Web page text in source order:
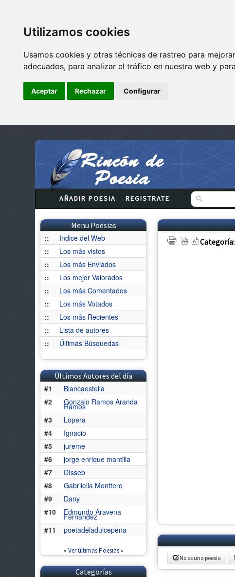
Utilizamos cookies
Usamos cookies y otras técnicas de rastreo para
adecuados, para analizar el tráfico en nuestra web y
Aceptar Rechazar Configurar
AÑADIR POESIA REGISTRATE
Menu Poesias
::
Indice del Web
::
Los más vistos
::
Los más Enviados
::
Los mejor Valorados
::
Los más Comentados
::
Los más Votados
::
Los más Recientes
::
Lista de autores
::
Últimas Búsquedas
Últimos Autores del día
#1
Biancaestella
#2
Gonzalo Ramos Aranda
Ramos
#3
Lopera
#4
Ignacio
#5
jureme
#6
jorge enrique mantilla
#7
DIsseb
#8
Gabriiella Monttero
#9
Dany
#10
Edmundo Aravena
Fernández
#11
poetadeladulcepena
« Ver últimas Poesias»
Categorías
Categoría:
No es una poesia